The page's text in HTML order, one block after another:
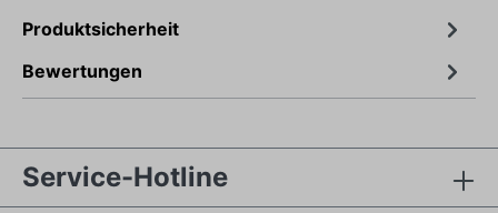
Produktsicherheit
Bewertungen
Service-Hotline